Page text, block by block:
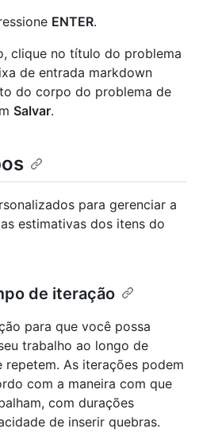
ENTER.
clique no título do problema
de entrada markdown
do corpo do problema de
Salvar.
para gerenciar a
estimativas dos itens do
de iteração
para que você possa
trabalho ao longo de
As iterações podem
com a maneira com que
com durações
de inserir quebras.